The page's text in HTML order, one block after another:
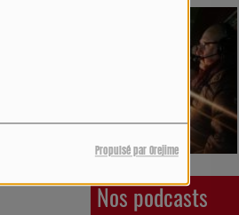
Propulsé par Orejime
Nos podcasts